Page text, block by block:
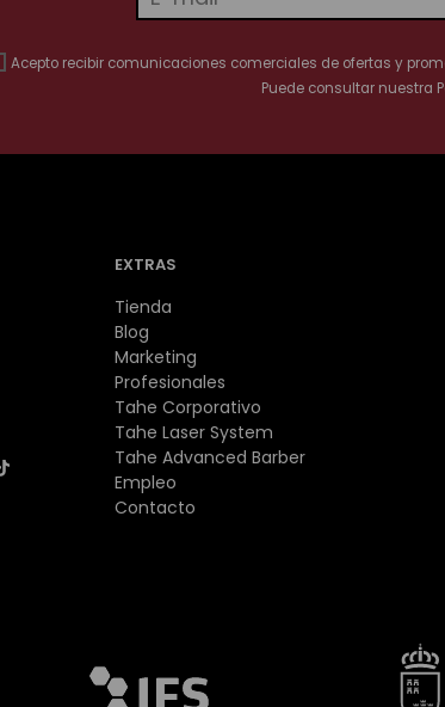
Acepto recibir comunicaciones comerciales de ofertas y
Puede consultar nuestra
EXTRAS
Tienda
Blog
Marketing
Profesionales
Tahe Corporativo
Tahe Laser System
Tahe Advanced Barber
Empleo
Contacto